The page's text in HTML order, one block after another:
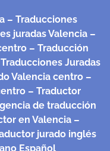
– Traducciones
juradas Valencia –
– Traducción
Juradas
Valencia centro –
– Traductor
de traducción
en Valencia –
jurado inglés
Español